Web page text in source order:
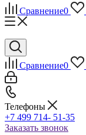
Сравнение0
Сравнение0
Телефоны
+7 499 714- 51-35
Заказать звонок